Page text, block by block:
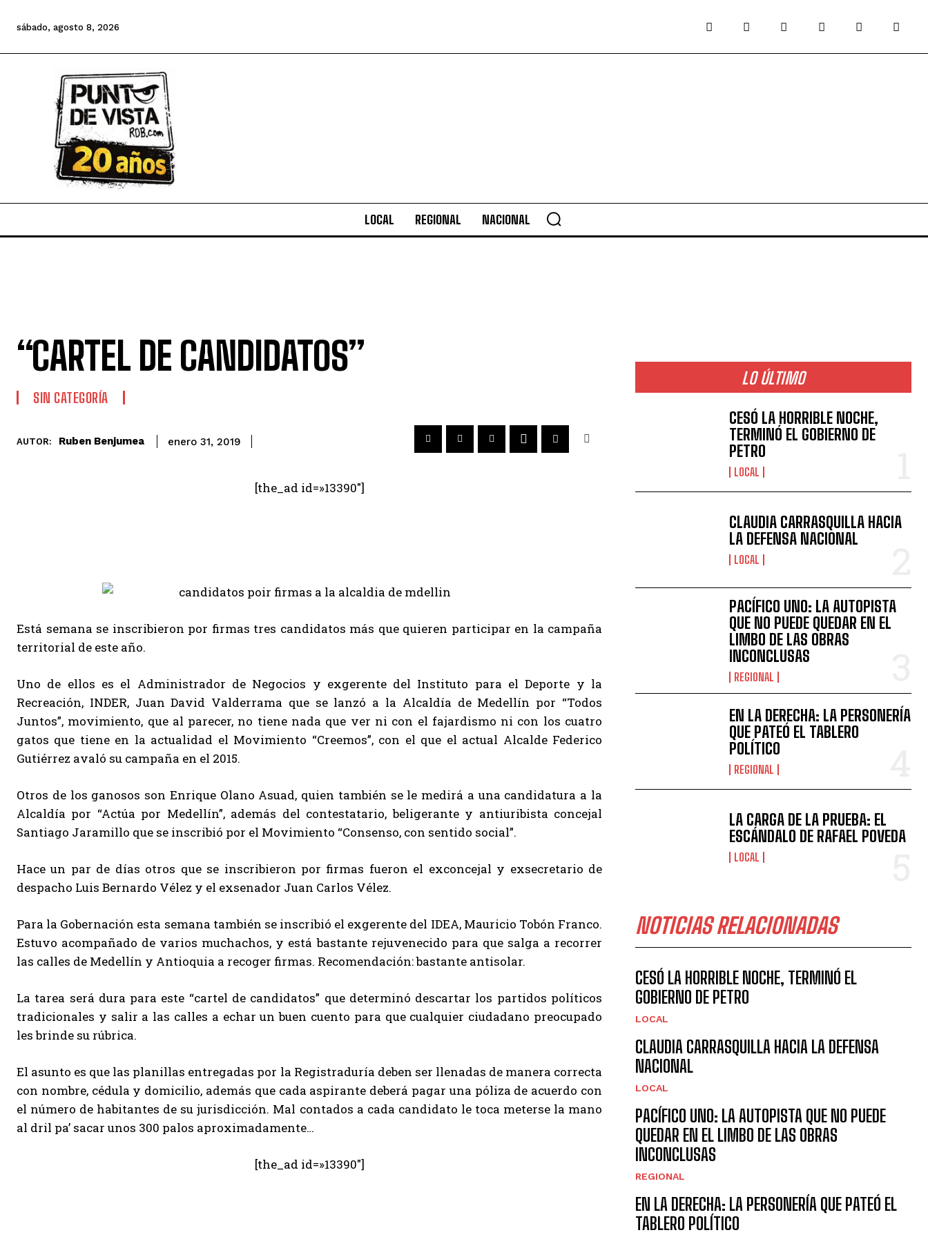
sábado, agosto 8, 2026
LOCAL REGIONAL NACIONAL
“CARTEL DE CANDIDATOS”
SIN CATEGORÍA
AUTOR: Ruben Benjumea enero 31, 2019
[the_ad id=»13390″]
Está semana se inscribieron por firmas tres candidatos más que quieren participar en la campaña
territorial de este año.
Uno de ellos es el Administrador de Negocios y exgerente del Instituto para el Deporte y la
Recreación, INDER, Juan David Valderrama que se lanzó a la Alcaldía de Medellín por “Todos
Juntos”, movimiento, que al parecer, no tiene nada que ver ni con el fajardismo ni con los cuatro
gatos que tiene en la actualidad el Movimiento “Creemos”, con el que el actual Alcalde Federico
Gutiérrez avaló su campaña en el 2015.
Otros de los ganosos son Enrique Olano Asuad, quien también se le medirá a una candidatura a la
Alcaldía por “Actúa por Medellín”, además del contestatario, beligerante y antiuribista concejal
Santiago Jaramillo que se inscribió por el Movimiento “Consenso, con sentido social”.
Hace un par de días otros que se inscribieron por firmas fueron el exconcejal y exsecretario de
despacho Luis Bernardo Vélez y el exsenador Juan Carlos Vélez.
Para la Gobernación esta semana también se inscribió el exgerente del IDEA, Mauricio Tobón Franco.
Estuvo acompañado de varios muchachos, y está bastante rejuvenecido para que salga a recorrer
las calles de Medellín y Antioquia a recoger firmas. Recomendación: bastante antisolar.
La tarea será dura para este “cartel de candidatos” que determinó descartar los partidos políticos
tradicionales y salir a las calles a echar un buen cuento para que cualquier ciudadano preocupado
les brinde su rúbrica.
El asunto es que las planillas entregadas por la Registraduría deben ser llenadas de manera correcta
con nombre, cédula y domicilio, además que cada aspirante deberá pagar una póliza de acuerdo con
el número de habitantes de su jurisdicción. Mal contados a cada candidato le toca meterse la mano
al dril pa’ sacar unos 300 palos aproximadamente…
[the_ad id=»13390″]
LO ÚLTIMO
CESÓ LA HORRIBLE NOCHE,
TERMINÓ EL GOBIERNO DE
PETRO
LOCAL
CLAUDIA CARRASQUILLA HACIA
LA DEFENSA NACIONAL
LOCAL
PACÍFICO UNO: LA AUTOPISTA
QUE NO PUEDE QUEDAR EN EL
LIMBO DE LAS OBRAS
INCONCLUSAS
REGIONAL
EN LA DERECHA: LA PERSONERÍA
QUE PATEÓ EL TABLERO
POLÍTICO
REGIONAL
LA CARGA DE LA PRUEBA: EL
ESCÁNDALO DE RAFAEL POVEDA
LOCAL
NOTICIAS RELACIONADAS
CESÓ LA HORRIBLE NOCHE, TERMINÓ EL
GOBIERNO DE PETRO
LOCAL
CLAUDIA CARRASQUILLA HACIA LA DEFENSA
NACIONAL
LOCAL
PACÍFICO UNO: LA AUTOPISTA QUE NO PUEDE
QUEDAR EN EL LIMBO DE LAS OBRAS
INCONCLUSAS
REGIONAL
EN LA DERECHA: LA PERSONERÍA QUE PATEÓ EL
TABLERO POLÍTICO